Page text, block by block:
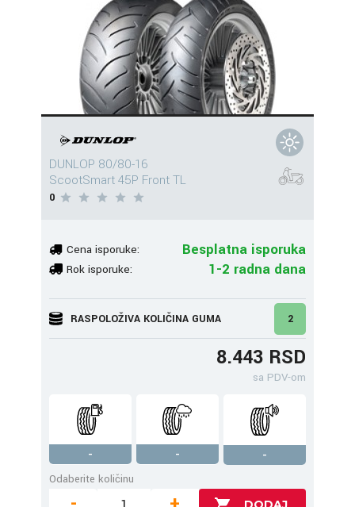
DUNLOP 80/80-16
ScootSmart 45P Front TL
0
Cena isporuke: Besplatna isporuka
Rok isporuke: 1-2 radna dana
RASPOLOŽIVA KOLIČINA GUMA 2
8.443 RSD
sa PDV-om
- -
-
Odaberite količinu